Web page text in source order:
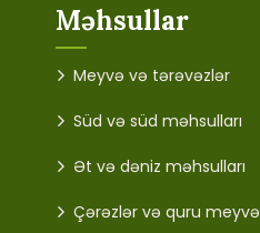
Məhsullar
Meyvə və tərəvəzlər
Süd və süd məhsulları
Ət və dəniz məhsulları
Çərəzlər və quru meyvə